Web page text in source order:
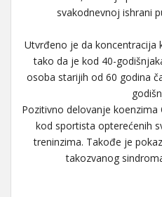
svakodnevnoj ishrani
Utvrđeno je da koncentracija
tako da je kod 40-
osoba starijih od 60 godina
Pozitivno delovanje
kod sportista opterećenih
treninzima. Takođe je
takozvanog